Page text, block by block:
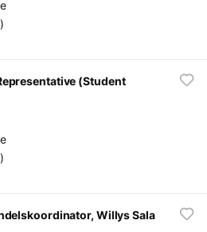
(Student
Willys Sala